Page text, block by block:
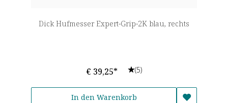
Dick Hufmesser Expert-Grip-2K blau, rechts
€ 39,25* (5)
In den Warenkorb